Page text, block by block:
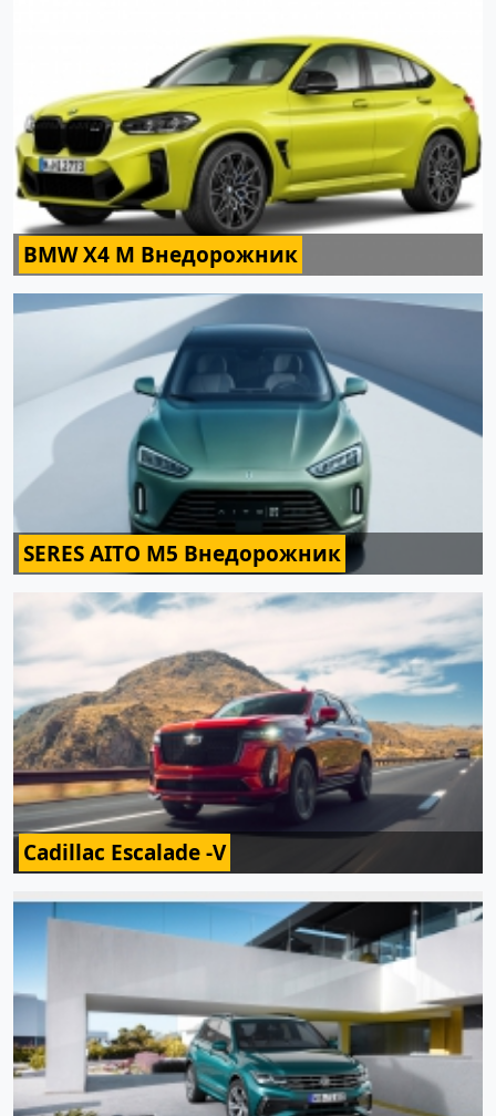
BMW X4 M Внедорожник
SERES AITO M5 Внедорожник
Cadillac Escalade -V